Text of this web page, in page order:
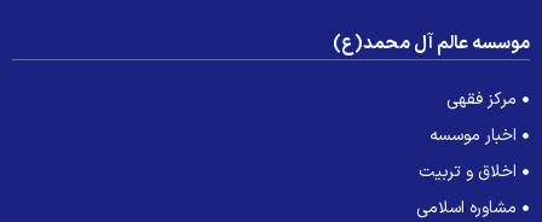
عالم آل محمد(ع)
مرکز فقهی
اخبار موسسه
اخلاق و تربیت
مشاوره اسلامی